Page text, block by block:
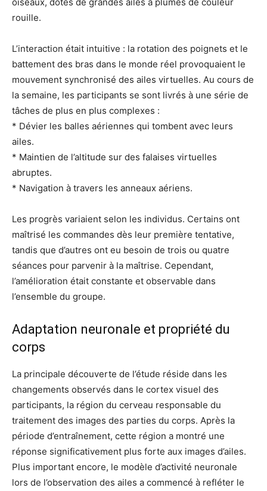
rouille.
L’interaction était intuitive : la rotation des poignets et le
battement des bras dans le monde réel provoquaient le
mouvement synchronisé des ailes virtuelles. Au cours de
la semaine, les participants se sont livrés à une série de
tâches de plus en plus complexes :
* Dévier les balles aériennes qui tombent avec leurs
ailes.
* Maintien de l’altitude sur des falaises virtuelles
abruptes.
* Navigation à travers les anneaux aériens.
Les progrès variaient selon les individus. Certains ont
maîtrisé les commandes dès leur première tentative,
tandis que d’autres ont eu besoin de trois ou quatre
séances pour parvenir à la maîtrise. Cependant,
l’amélioration était constante et observable dans
l’ensemble du groupe.
Adaptation neuronale et propriété du
corps
La principale découverte de l’étude réside dans les
changements observés dans le cortex visuel des
participants, la région du cerveau responsable du
traitement des images des parties du corps. Après la
période d’entraînement, cette région a montré une
réponse significativement plus forte aux images d’ailes.
Plus important encore, le modèle d’activité neuronale
lors de l’observation des ailes a commencé à refléter le